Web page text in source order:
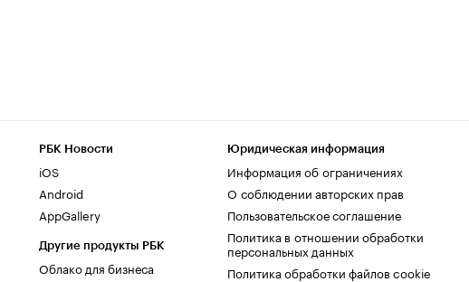
РБК Новости
iOS
Android
AppGallery
Другие продукты РБК
Облако для бизнеса
Юридическая информация
Информация об ограничениях
О соблюдении авторских прав
Пользовательское соглашение
Политика в отношении обработки
персональных данных
Политика обработки файлов cookie